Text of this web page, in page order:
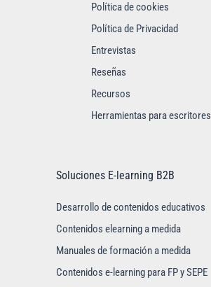
Política de cookies
Política de Privacidad
Entrevistas
Reseñas
Recursos
Herramientas para escritores
Soluciones E-learning B2B
Desarrollo de contenidos educativos
Contenidos elearning a medida
Manuales de formación a medida
Contenidos e-learning para FP y SEPE